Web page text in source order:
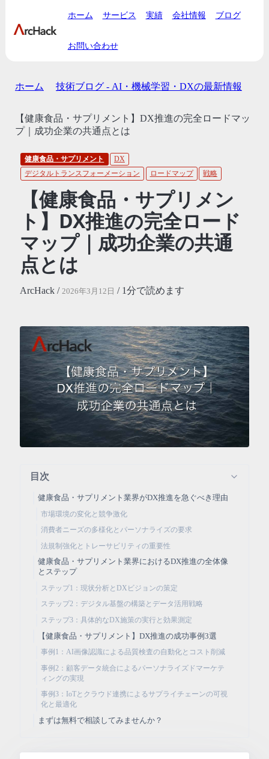
ホーム サービス 実績 会社情報 ブログ
お問い合わせ
ホーム 技術ブログ - AI・機械学習・DXの最新情報
【健康食品・サプリメント】DX推進の完全ロードマッ
プ｜成功企業の共通点とは
健康食品・サプリメント
DX
デジタルトランスフォーメーション
ロードマップ 戦略
【健康食品・サプリメン
ト】DX推進の完全ロード
マップ｜成功企業の共通
点とは
ArcHack / 2026年3月12日 / 1分で読めます
目次
健康食品・サプリメント業界がDX推進を急ぐべき理由
市場環境の変化と競争激化
消費者ニーズの多様化とパーソナライズの要求
法規制強化とトレーサビリティの重要性
健康食品・サプリメント業界におけるDX推進の全体像
とステップ
ステップ1：現状分析とDXビジョンの策定
ステップ2：デジタル基盤の構築とデータ活用戦略
ステップ3：具体的なDX施策の実行と効果測定
【健康食品・サプリメント】DX推進の成功事例3選
事例1：AI画像認識による品質検査の自動化とコスト削減
事例2：顧客データ統合によるパーソナライズドマーケテ
ィングの実現
事例3：IoTとクラウド連携によるサプライチェーンの可視
化と最適化
まずは無料で相談してみませんか？